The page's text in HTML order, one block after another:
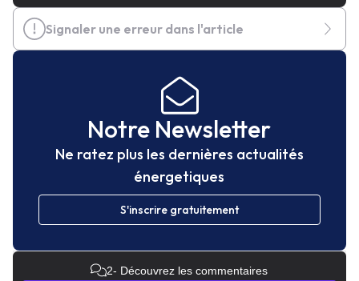
Signaler une erreur dans l'article
Notre Newsletter
Ne ratez plus les dernières actualités
énergetiques
S'inscrire gratuitement
2- Découvrez les commentaires